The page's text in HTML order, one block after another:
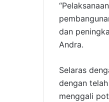
dan
Andra.
Selaras
dengan
menggali